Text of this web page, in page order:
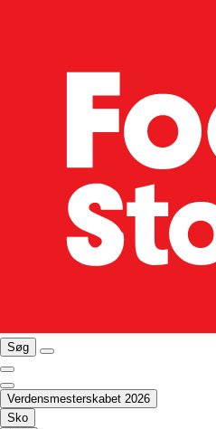
Søg
Verdensmesterskabet 2026
Sko